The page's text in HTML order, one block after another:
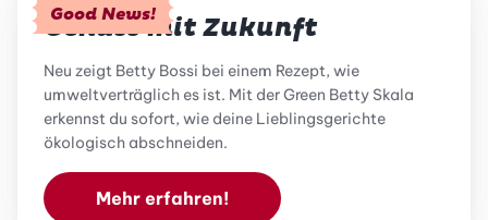
Good News!
Genuss mit Zukunft
Neu zeigt Betty Bossi bei einem Rezept, wie
umweltverträglich es ist. Mit der Green Betty Skala
erkennst du sofort, wie deine Lieblingsgerichte
ökologisch abschneiden.
Mehr erfahren!